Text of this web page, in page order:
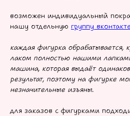
возможен индивидуальный
нашу отдельную группу
каждая фигурка обрабатывается,
лаком полностью нашими
машина, которая выдаёт
результат, поэтому на фигурке
незначительные изъяны.
для заказов с фигурками